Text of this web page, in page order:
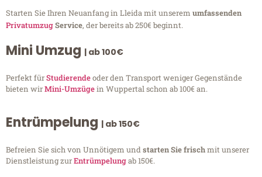
Starten Sie Ihren Neuanfang in Lleida mit unserem umfassenden
PrivatumzugService, der bereits ab 250€ beginnt.
Mini Umzug | ab 100€
Perfekt fürStudierendeoder den Transport weniger Gegenstände
bieten wirMini-Umzügein Wuppertal schon ab 100€ an.
Entrümpelung | ab 150€
Befreien Sie sich von Unnötigem undstarten Sie frischmit unserer
Dienstleistung zurEntrümpelungab 150€.